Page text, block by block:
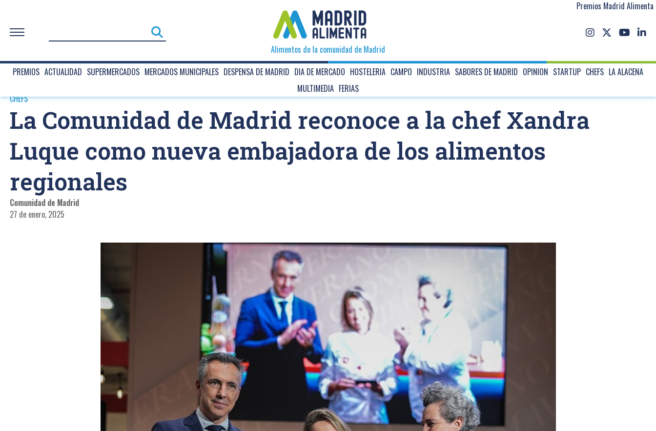
Alimentos de la comunidad de Madrid
Premios Madrid Alimenta
PREMIOS ACTUALIDAD SUPERMERCADOS MERCADOS MUNICIPALES DESPENSA DE MADRID DIA DE MERCADO HOSTELERIA CAMPO INDUSTRIA SABORES DE MADRID OPINION STARTUP CHEFS LA ALACENA
MULTIMEDIA FERIAS
CHEFS
La Comunidad de Madrid reconoce a la chef Xandra
Luque como nueva embajadora de los alimentos
regionales
Comunidad de Madrid
27 de enero, 2025